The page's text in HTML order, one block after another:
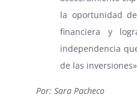
la oportunidad
financiera y
independencia
de las inversiones»
Por: Sara Pacheco